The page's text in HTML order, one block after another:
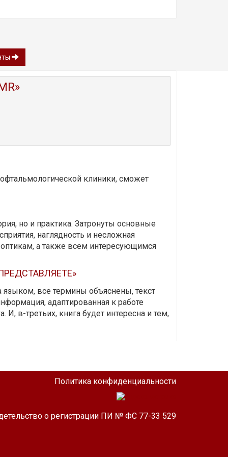
клиники, сможет
но и практика. Затронуты основные
наглядность и несложная
а также всем интересующимся
языком, все термины объяснены, текст
адаптированная к работе
в-третьих, книга будет интересна и тем,
Политика конфиденциальности
о регистрации ПИ № ФС 77-33 529